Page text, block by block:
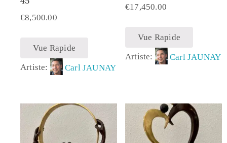
€8,500.00
Vue Rapide
Artiste: Carl JAUNAY
€17,450.00
Vue Rapide
Artiste: Carl JAUNAY